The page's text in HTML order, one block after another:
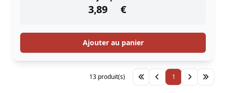
3,89 €
Ajouter au panier
1
13 produit(s)